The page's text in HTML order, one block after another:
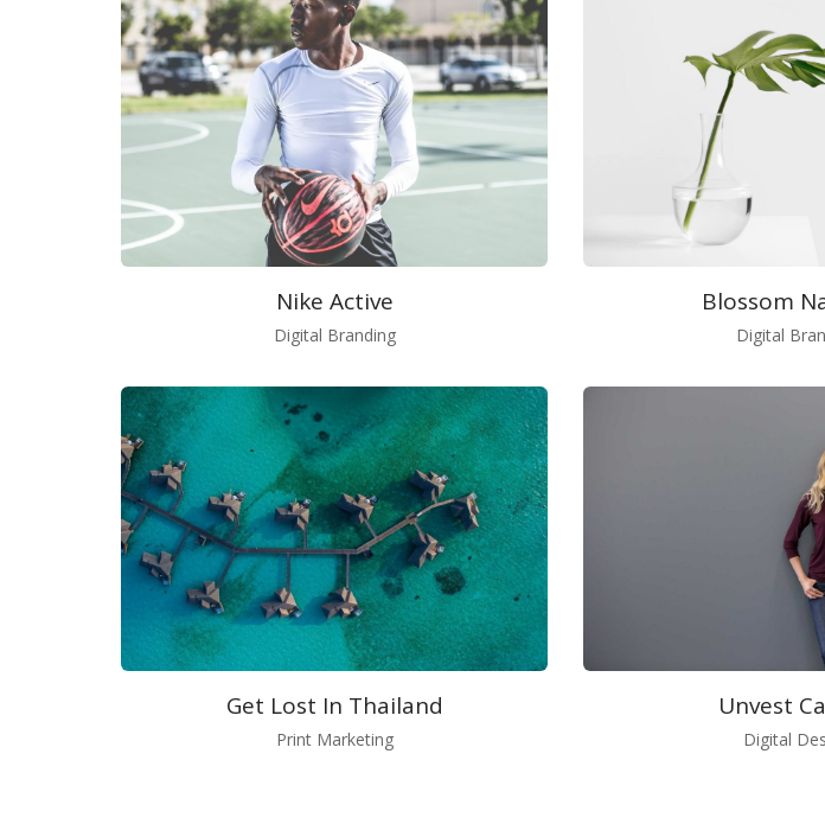
Nike Active
Digital Branding
Blossom
Digital
Get Lost In Thailand
Print Marketing
Unvest
Digital